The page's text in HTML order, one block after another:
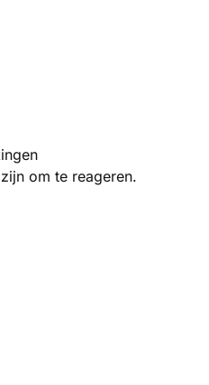
zijn om te reageren.